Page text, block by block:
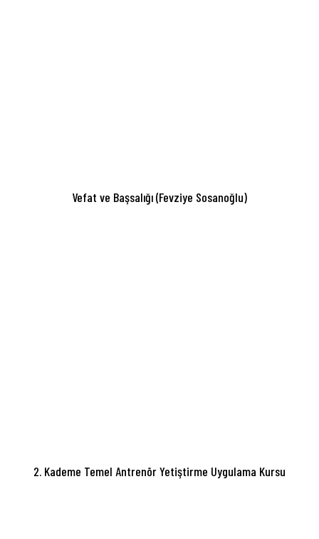
Vefat ve Başsalığı (Fevziye Sosanoğlu)
2. Kademe Temel Antrenör Yetiştirme Uygulama Kursu